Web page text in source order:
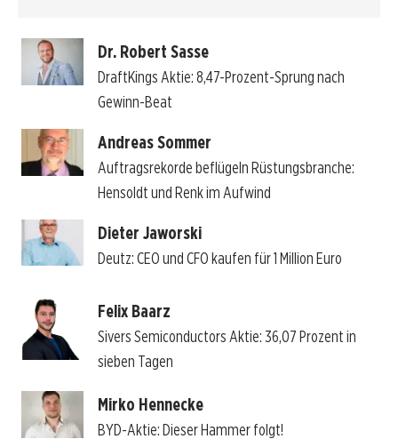
Dr. Robert Sasse
DraftKings Aktie: 8,47-Prozent-Sprung nach
Gewinn-Beat
Andreas Sommer
Auftragsrekorde beflügeln Rüstungsbranche:
Hensoldt und Renk im Aufwind
Dieter Jaworski
Deutz: CEO und CFO kaufen für 1 Million Euro
Felix Baarz
Sivers Semiconductors Aktie: 36,07 Prozent in
sieben Tagen
Mirko Hennecke
BYD-Aktie: Dieser Hammer folgt!